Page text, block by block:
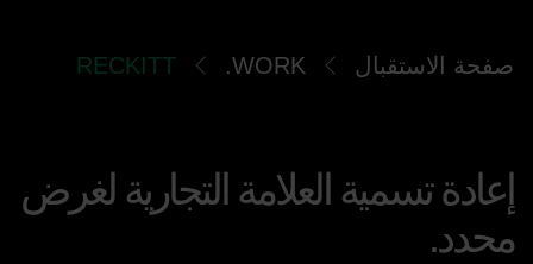
صفحة الاستقبال WORK.
RECKITT
إعادة تسمية العلامة التجارية لغرض
محدد.